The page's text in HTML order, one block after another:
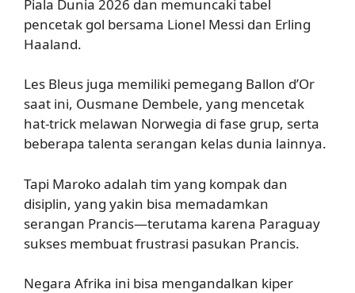
Piala Dunia 2026 dan memuncaki tabel
pencetak gol bersama Lionel Messi dan Erling
Haaland.
Les Bleus juga memiliki pemegang Ballon d’Or
saat ini, Ousmane Dembele, yang mencetak
hat-trick melawan Norwegia di fase grup, serta
beberapa talenta serangan kelas dunia lainnya.
Tapi Maroko adalah tim yang kompak dan
disiplin, yang yakin bisa memadamkan
serangan Prancis—terutama karena Paraguay
sukses membuat frustrasi pasukan Prancis.
Negara Afrika ini bisa mengandalkan kiper